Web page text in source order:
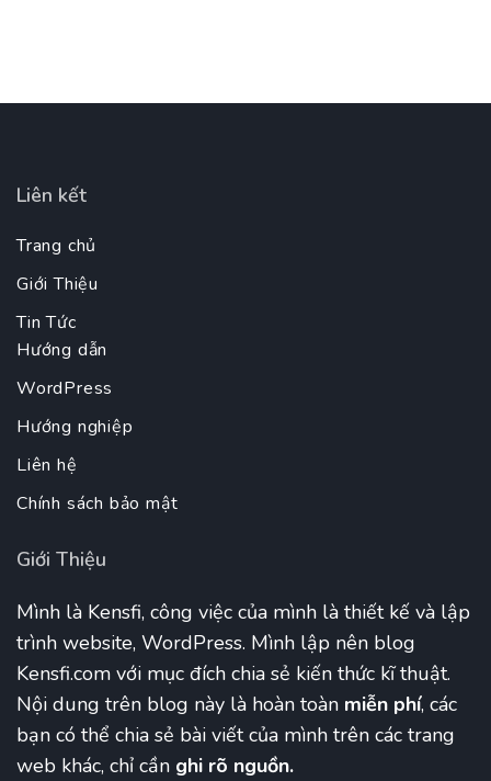
Liên kết
Trang chủ
Giới Thiệu
Tin Tức
Hướng dẫn
WordPress
Hướng nghiệp
Liên hệ
Chính sách bảo mật
Giới Thiệu
Mình là Kensfi, công việc của mình là thiết kế và lập
trình website, WordPress. Mình lập nên blog
Kensfi.com với mục đích chia sẻ kiến thức kĩ thuật.
Nội dung trên blog này là hoàn toàn miễn phí, các
bạn có thể chia sẻ bài viết của mình trên các trang
web khác, chỉ cần ghi rõ nguồn.